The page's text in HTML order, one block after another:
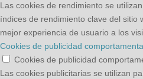
Las cookies de rendimiento se
índices de rendimiento clave del sitio
mejor experiencia de usuario a los
Cookies de publicidad
Cookies de publicidad
Las cookies publicitarias se utilizan